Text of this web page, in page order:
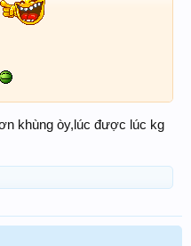
khùng òy,lúc được lúc kg